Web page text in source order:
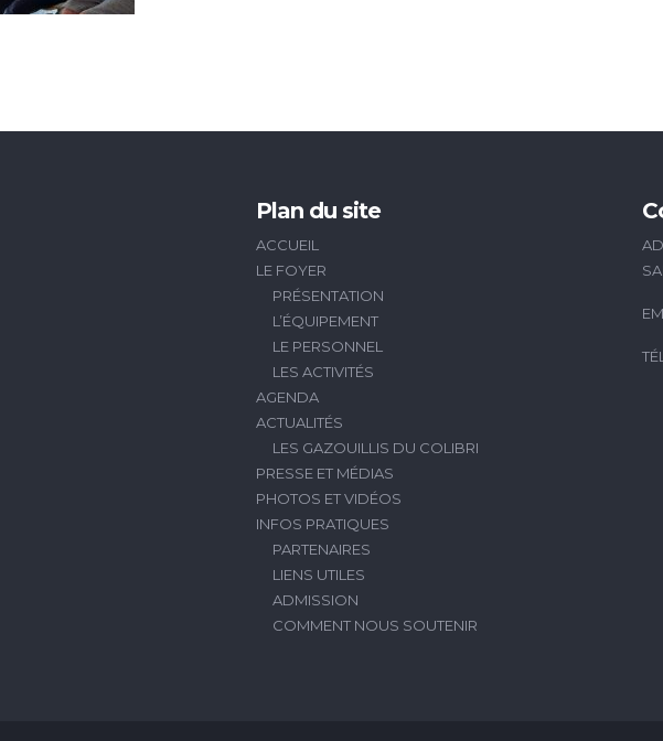
Plan du site
ACCUEIL
LE FOYER
PRÉSENTATION
L’ÉQUIPEMENT
LE PERSONNEL
LES ACTIVITÉS
AGENDA
ACTUALITÉS
LES GAZOUILLIS DU COLIBRI
PRESSE ET MÉDIAS
PHOTOS ET VIDÉOS
INFOS PRATIQUES
PARTENAIRES
LIENS UTILES
ADMISSION
COMMENT NOUS SOUTENIR